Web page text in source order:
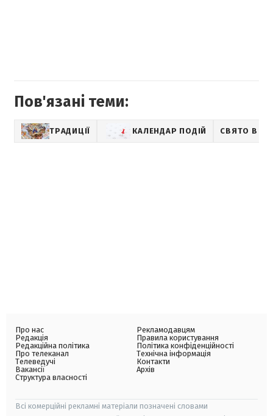
Пов'язані теми:
ТРАДИЦІЇ КАЛЕНДАР ПОДІЙ СВЯТО В
Про нас
Редакція
Редакційна політика
Про телеканал
Телеведучі
Вакансії
Структура власності
Рекламодавцям
Правила користування
Політика конфіденційності
Технічна інформація
Контакти
Архів
Всі комерційні рекламні матеріали позначені словами